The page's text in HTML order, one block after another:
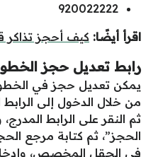
920022222
اقرأ أيضًا: كيف أحجز تذاكر
رابط تعديل حجز
يمكن تعديل حجز في
من خلال الدخول إلى الرابط
ثم النقر على الرابط
الحجز”، ثم كتابة مرجع
في الحقل المخصص، وإدخال